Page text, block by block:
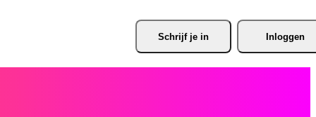
Schrijf je in Inloggen